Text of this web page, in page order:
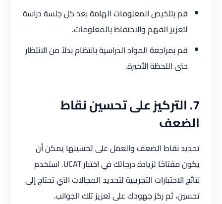
قم بتلخيص المعلومات الهامة بعد كل جلسة دراسة
لتعزيز الفهم والاحتفاظ بالمعلومات.
قم بمراجعة المواد الدراسية بانتظام بدلاً من الانتظار
حتى اللحظة الأخيرة.
7. التركيز على تحسين نقاط
الضعف
تحديد نقاط الضعف والعمل على تحسينها يمكن أن
يكون مفتاحًا لزيادة درجاتك في اختبار UCAT. استخدم
نتائج الاختبارات التجريبية لتحديد المجالات التي تحتاج إلى
تحسين، ثم ركز جهودك على تعزيز تلك الجوانب.